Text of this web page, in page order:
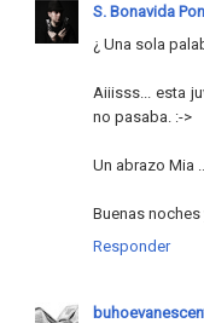
S. Bonavida
¿ Una sola
Aiiisss... esta
no pasaba. :->
Un abrazo Mia ...
Buenas noches
Responder